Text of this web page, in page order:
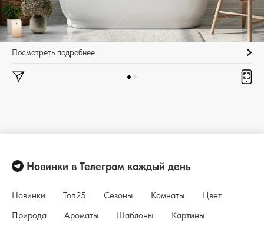
Посмотреть подробнее
Новинки в Телеграм каждый день
Новинки Топ25 Сезоны Комнаты
Цвет
Природа
Ароматы Шаблоны
Картины